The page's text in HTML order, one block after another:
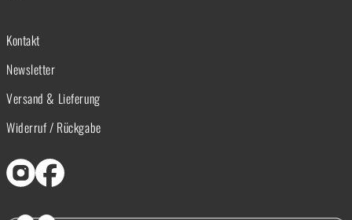
Kontakt
Newsletter
Versand & Lieferung
Widerruf / Rückgabe